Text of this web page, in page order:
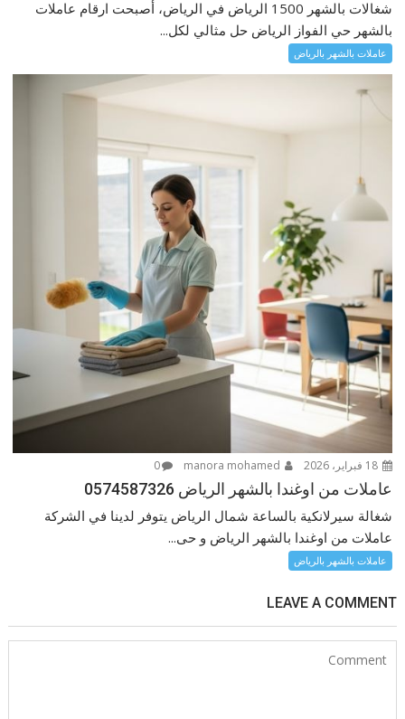
شغالات بالشهر 1500 الرياض في الرياض، أصبحت ارقام عاملات
بالشهر حي الفواز الرياض حل مثالي لكل...
عاملات بالشهر بالرياض
18 فبراير، 2026 0
عاملات من اوغندا بالشهر الرياض 0574587326
شغالة سيرلانكية بالساعة شمال الرياض يتوفر لدينا في الشركة
عاملات من اوغندا بالشهر الرياض و حى...
عاملات بالشهر بالرياض
LEAVE A COMMENT